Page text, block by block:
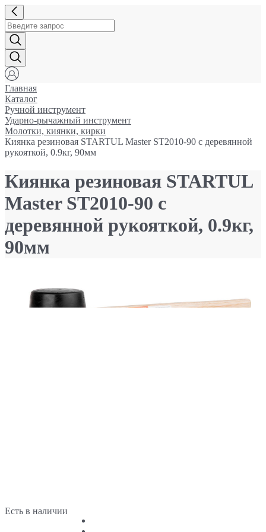
Главная
Каталог
Ручной инструмент
Ударно-рычажный инструмент
Молотки, киянки, кирки
Киянка резиновая STARTUL Master ST2010-90 с деревянной
рукояткой, 0.9кг, 90мм
Киянка резиновая STARTUL
Master ST2010-90 с
деревянной рукояткой, 0.9кг,
90мм
Есть в наличии